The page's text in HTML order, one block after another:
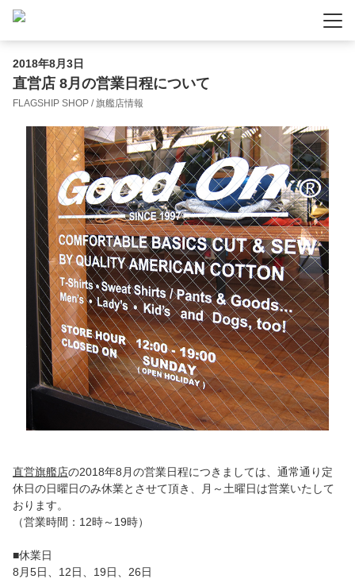
2018年8月3日
直営店 8月の営業日程について
FLAGSHIP SHOP / 旗艦店情報
直営旗艦店の2018年8月の営業日程につきましては、通常通り定
休日の日曜日のみ休業とさせて頂き、月～土曜日は営業いたして
おります。
（営業時間：12時～19時）
■休業日
8月5日、12日、19日、26日